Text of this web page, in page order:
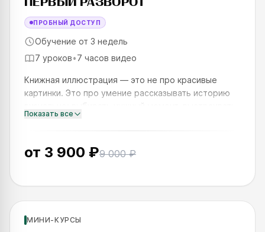
ПРОБНЫЙ ДОСТУП
Обучение от 3 недель
7 уроков•7 часов видео
Книжная иллюстрация — это не про красивые
картинки. Это про умение рассказывать историю
визуально: выбирать нужный момент, выстраивать
ритм повествования, работать с планами и
пространством так, чтобы
Показать все
от 3 900 ₽9 000 ₽
SKILLS UP
МИНИ-КУРСЫ